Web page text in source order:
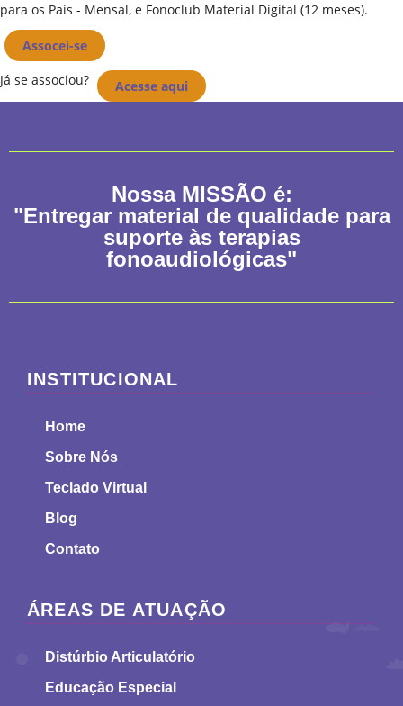
para os Pais - Mensal, e Fonoclub Material Digital (12 meses).
Assocei-se
Já se associou? Acesse aqui
Nossa MISSÃO é:
"Entregar material de qualidade para
suporte às terapias
fonoaudiológicas"
INSTITUCIONAL
Home
Sobre Nós
Teclado Virtual
Blog
Contato
ÁREAS DE ATUAÇÃO
Distúrbio Articulatório
Educação Especial